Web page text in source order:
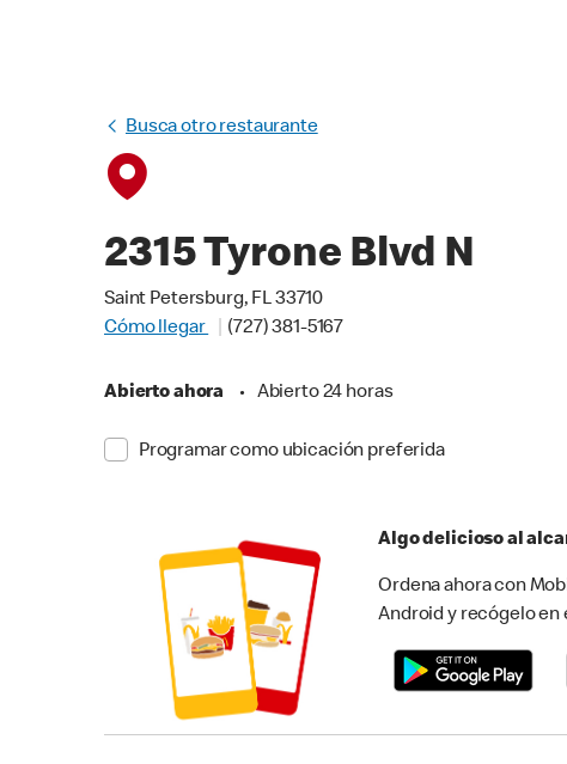
Busca otro restaurante
2315 Tyrone Blvd N
Saint Petersburg, FL 33710
Cómo llegar
(727) 381-5167
Abierto ahora • Abierto 24 horas
Programar como ubicación preferida
Algo delicioso al
Ordena ahora con
Android y recógelo en